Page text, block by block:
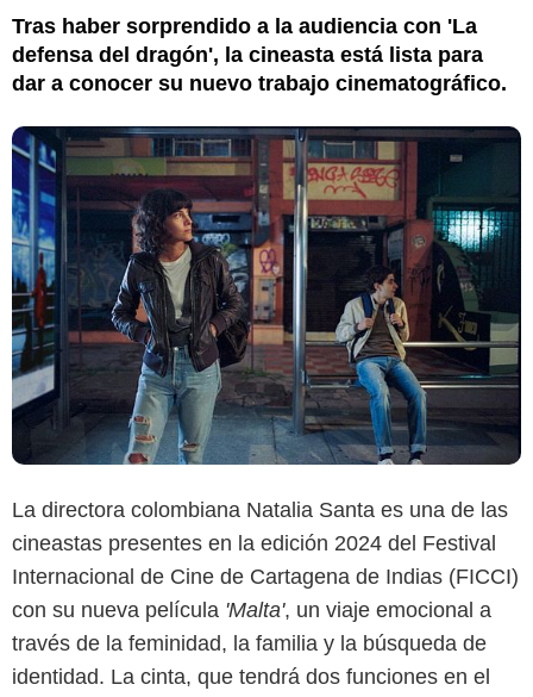
Tras haber sorprendido a la audiencia con 'La
defensa del dragón', la cineasta está lista para
dar a conocer su nuevo trabajo cinematográfico.
La directora colombiana Natalia Santa es una de las
cineastas presentes en la edición 2024 del Festival
Internacional de Cine de Cartagena de Indias (FICCI)
con su nueva película 'Malta', un viaje emocional a
través de la feminidad, la familia y la búsqueda de
identidad. La cinta, que tendrá dos funciones en el